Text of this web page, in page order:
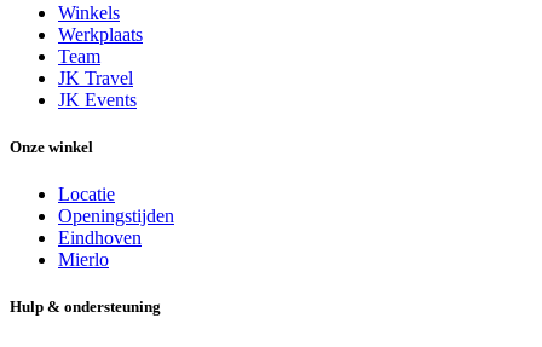
Winkels
Werkplaats
Team
JK Travel
JK Events
Onze winkel
Locatie
Openingstijden
Eindhoven
Mierlo
Hulp & ondersteuning